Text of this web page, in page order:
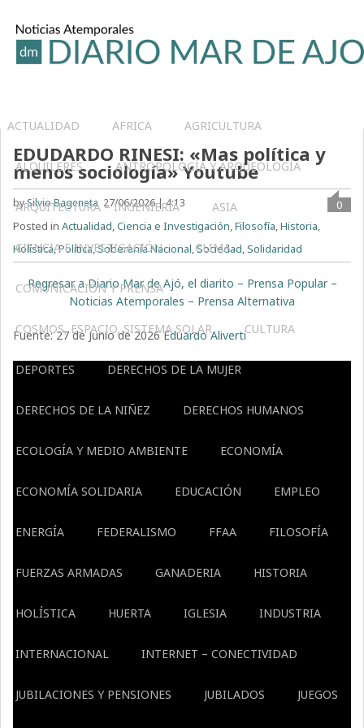
ACTUALIDAD AFRICA AGRICULTURA
ALQUILERES ANTROPOLOGÍA Y ARQUEOLOGÍA
ARQUITECTURA – INGENIERIA ASIA
CIENCIA E INVESTIGACIÓN CLIMA
COMUNICACIÓN Y PRENSA
COSMOS, ESPACIO, SISTEMA SOLAR CULTURA
DEPORTES DERECHOS DE LA MUJER
DERECHOS DE LA NIÑEZ DERECHOS HUMANOS
ECOLOGÍA Y MEDIO AMBIENTE ECONOMÍA
ECONOMÍA SOLIDARIA EDUCACIÓN EMPLEO
ENERGÍA FEDERALISMO FFAA FILOSOFÍA
FUERZAS ARMADAS GANADERIA HISTORIA
HOLÍSTICA HUERTA IGLESIA INDUSTRIA
INTERNACIONAL INTERNET – CONECTIVIDAD
JUBILACIONES Y PENSIONES JUBILADOS JUEGOS
EDUDARDO RINESI: «Mas política y
menos sociología» Youtube
bySilvio Bageneta 27/06/2026 | 4:13
0
Posted inActualidad,Ciencia e Investigación,Filosofía,Historia,
Holística,Política,Soberanía Nacional,Sociedad,Solidaridad
Regresar a Diario Mar de Ajó, el diarito – Prensa Popular –
Noticias Atemporales – Prensa Alternativa
Fuente: 27 de Junio de 2026 Eduardo Aliverti